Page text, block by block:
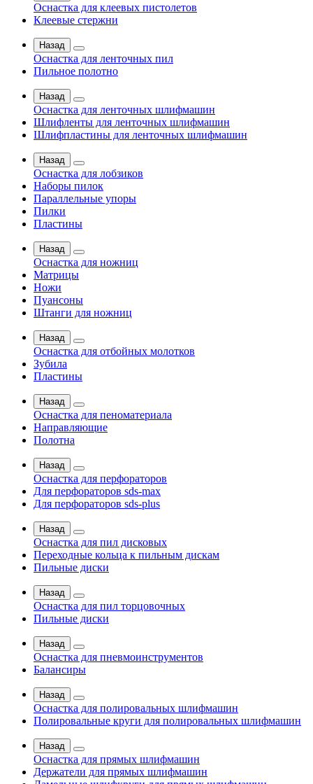
Оснастка для клеевых пистолетов
Клеевые стержни
Назад
Оснастка для ленточных пил
Пильное полотно
Назад
Оснастка для ленточных шлифмашин
Шлифленты для ленточных шлифмашин
Шлифпластины для ленточных шлифмашин
Назад
Оснастка для лобзиков
Наборы пилок
Параллельные упоры
Пилки
Пластины
Назад
Оснастка для ножниц
Матрицы
Ножи
Пуансоны
Штанги для ножниц
Назад
Оснастка для отбойных молотков
Зубила
Пластины
Назад
Оснастка для пеноматериала
Направляющие
Полотна
Назад
Оснастка для перфораторов
Для перфораторов sds-max
Для перфораторов sds-plus
Назад
Оснастка для пил дисковых
Переходные кольца к пильным дискам
Пильные диски
Назад
Оснастка для пил торцовочных
Пильные диски
Назад
Оснастка для пневмоинструментов
Балансиры
Назад
Оснастка для полировальных шлифмашин
Полировальные круги для полировальных шлифмашин
Назад
Оснастка для прямых шлифмашин
Держатели для прямых шлифмашин